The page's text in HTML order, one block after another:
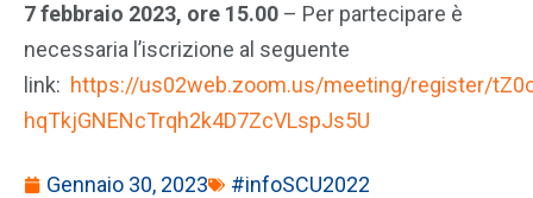
7 febbraio 2023, ore 15.00 – Per partecipare è
necessaria l’iscrizione al seguente
link: https://us02web.zoom.us/meeting/register/
hqTkjGNENcTrqh2k4D7ZcVLspJs5U
Gennaio 30, 2023 #infoSCU2022